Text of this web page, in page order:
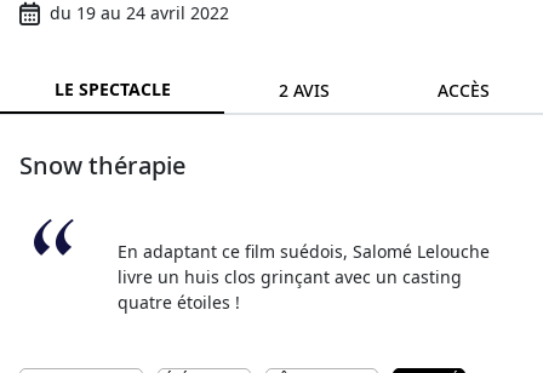
du 19 au 24 avril 2022
LE SPECTACLE 2 AVIS ACCÈS
Snow thérapie
En adaptant ce film suédois, Salomé Lelouche
livre un huis clos grinçant avec un casting
quatre étoiles !